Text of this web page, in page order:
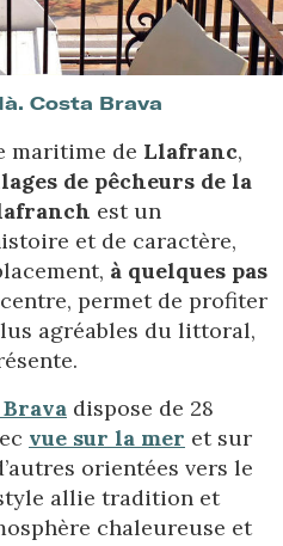
Costa Brava
maritime de Llafranc,
de pêcheurs de la
est un
et de caractère,
à quelques pas
permet de profiter
agréables du littoral,
dispose de 28
vue sur la mer et sur
orientées vers le
allie tradition et
chaleureuse et